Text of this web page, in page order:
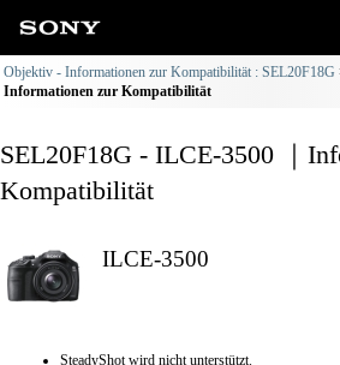
Objektiv - Informationen zur Kompatibilität : SEL20F18G
Informationen zur Kompatibilität
SEL20F18G - ILCE-3500 ｜
Kompatibilität
ILCE-3500
SteadyShot wird nicht unterstützt.